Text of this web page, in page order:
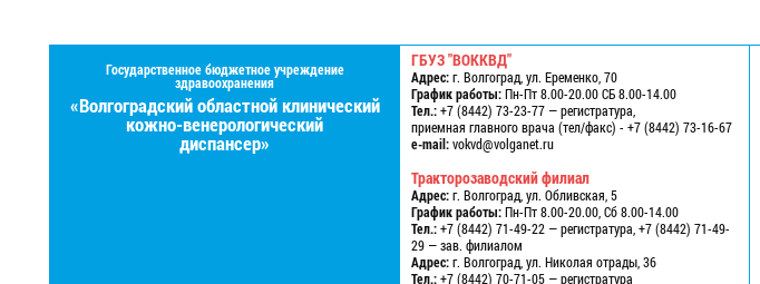
Государственное бюджетное учреждение
здравоохранения
«Волгоградский областной клинический
кожно-венерологический
диспансер»
ГБУЗ "ВОККВД"
Адрес:г. Волгоград, ул. Еременко, 70
График работы:Пн-Пт 8.00-20.00 СБ 8.00-14.00
Тел.:+7 (8442) 73-23-77 — регистратура,
приемная главного врача (тел/факс) - +7 (8442) 73-16-67
e-mail:vokvd@volganet.ru
Тракторозаводский филиал
Адрес:г. Волгоград, ул. Обливская, 5
График работы:Пн-Пт 8.00-20.00, Сб 8.00-14.00
Тел.:+7 (8442) 71-49-22 — регистратура, +7 (8442) 71-49-
29 — зав. филиалом
Адрес:г. Волгоград, ул. Николая отрады, 36
Тел.:+7 (8442) 70-71-05 — регистратура